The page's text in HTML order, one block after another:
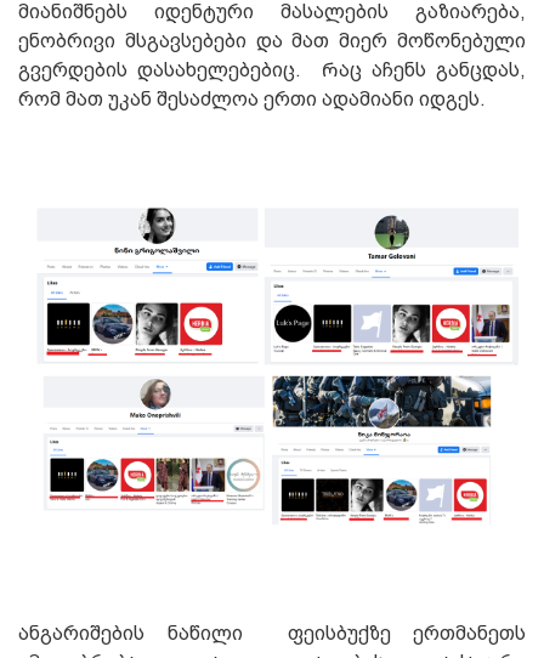
მიანიშნებს იდენტური მასალების გაზიარება,
ენობრივი მსგავსებები და მათ მიერ მოწონებული
გვერდების დასახელებებიც. Რაც აჩენს განცდას,
რომ მათ უკან შესაძლოა ერთი ადამიანი იდგეს.
ანგარიშების ნაწილი ფეისბუქზე ერთმანეთს